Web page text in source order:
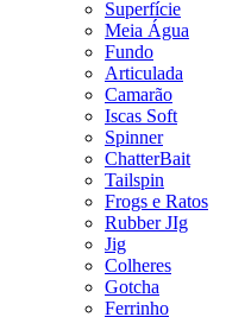
Superfície
Meia Água
Fundo
Articulada
Camarão
Iscas Soft
Spinner
ChatterBait
Tailspin
Frogs e Ratos
Rubber JIg
Jig
Colheres
Gotcha
Ferrinho